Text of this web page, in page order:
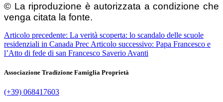
© La riproduzione è autorizzata a condizione che
venga citata la fonte.
Articolo precedente: La verità scoperta: lo scandalo delle scuole
residenziali in Canada Prec Articolo successivo: Papa Francesco e
l’Atto di fede di san Francesco Saverio Avanti
Associazione Tradizione Famiglia Proprietà
(+39) 068417603